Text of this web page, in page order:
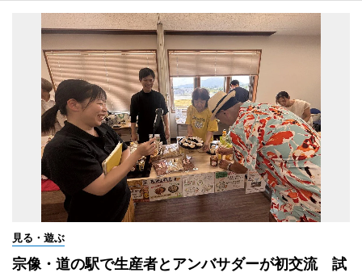
見る・遊ぶ
宗像・道の駅で生産者とアンバサダーが初交流 試